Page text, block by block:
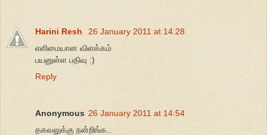
Harini Resh
26 January 2011 at 14:28
எளிமையான விளக்கம்
பயனுள்ள பதிவு :)
Reply
Anonymous 26 January 2011 at 14:54
தகவலுக்கு நன்றிங்க..